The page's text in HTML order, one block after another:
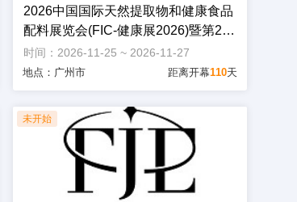
2026中国国际天然提取物和健康食品
配料展览会(FIC-健康展2026)暨第25
届全国秋季食品添加剂和配料展览会
时间：2026-11-25 ~ 2026-11-27
地点：广州市 距离开幕110天